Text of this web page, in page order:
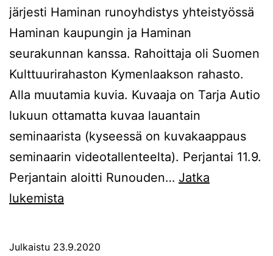
järjesti Haminan runoyhdistys yhteistyössä
Haminan kaupungin ja Haminan
seurakunnan kanssa. Rahoittaja oli Suomen
Kulttuurirahaston Kymenlaakson rahasto.
Alla muutamia kuvia. Kuvaaja on Tarja Autio
lukuun ottamatta kuvaa lauantain
seminaarista (kyseessä on kuvakaappaus
seminaarin videotallenteelta). Perjantai 11.9.
Perjantain aloitti Runouden… Jatka
lukemista
Julkaistu 23.9.2020